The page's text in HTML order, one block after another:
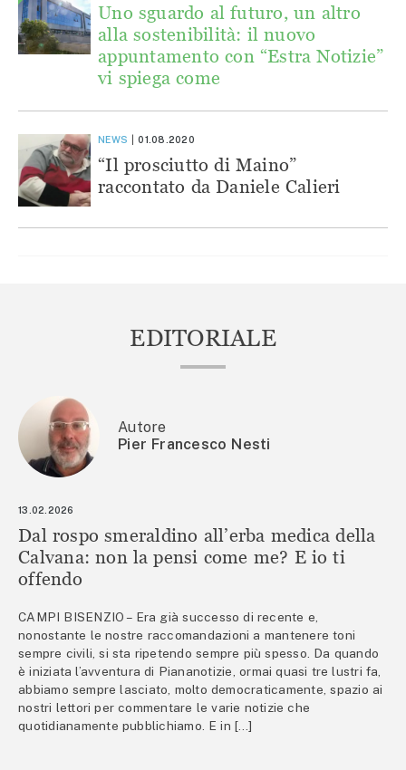
Uno sguardo al futuro, un altro
alla sostenibilità: il nuovo
appuntamento con “Estra Notizie”
vi spiega come
NEWS 01.08.2020
“Il prosciutto di Maino”
raccontato da Daniele Calieri
EDITORIALE
Autore
Pier Francesco Nesti
13.02.2026
Dal rospo smeraldino all’erba medica della
Calvana: non la pensi come me? E io ti
offendo
CAMPI BISENZIO – Era già successo di recente e,
nonostante le nostre raccomandazioni a mantenere toni
sempre civili, si sta ripetendo sempre più spesso. Da quando
è iniziata l’avventura di Piananotizie, ormai quasi tre lustri fa,
abbiamo sempre lasciato, molto democraticamente, spazio ai
nostri lettori per commentare le varie notizie che
quotidianamente pubblichiamo. E in […]